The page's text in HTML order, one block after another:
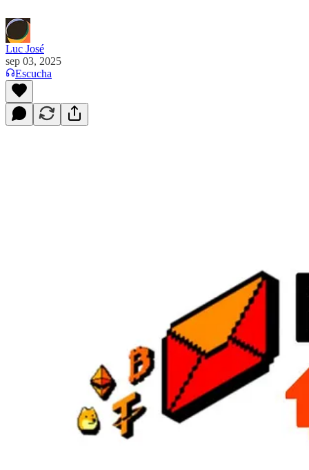
Luc José
sep 03, 2025
Escucha